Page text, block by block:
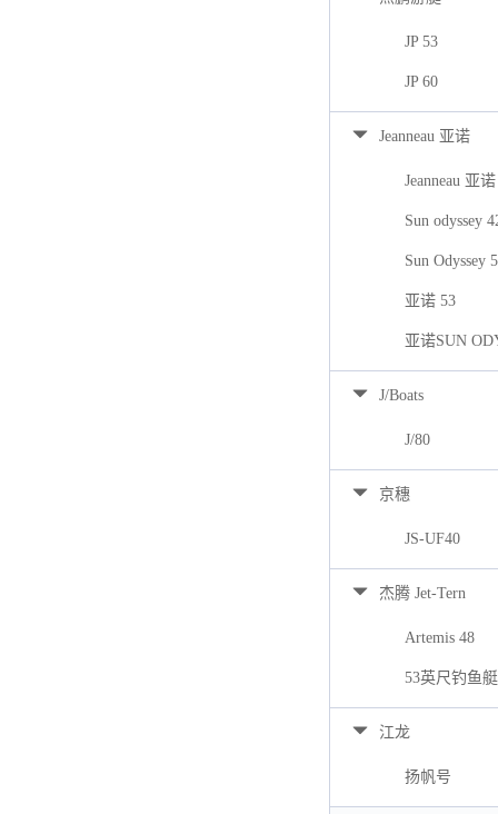
JP 53
JP 60
Jeanneau 亚诺
Jeanneau 亚
Sun odyssey
Sun Odyssey
亚诺 53
亚诺SUN
J/Boats
J/80
京穗
JS-UF40
杰腾 Jet-Tern
Artemis 48
53英尺钓鱼艇
江龙
扬帆号